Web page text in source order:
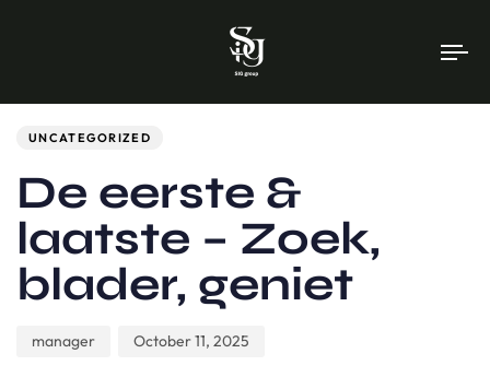
UNCATEGORIZED
De eerste &
laatste – Zoek,
blader, geniet
manager October 11, 2025